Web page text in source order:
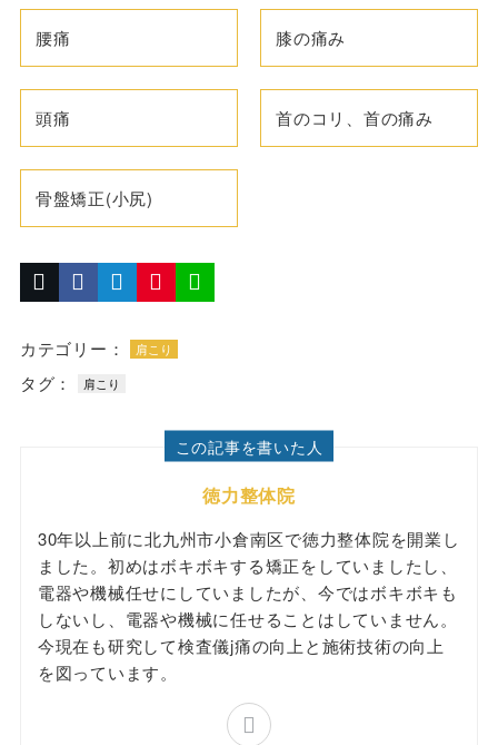
腰痛 膝の痛み
頭痛 首のコリ、首の痛み
骨盤矯正(小尻)
カテゴリー： 肩こり
タグ： 肩こり
この記事を書いた人
徳力整体院
30年以上前に北九州市小倉南区で徳力整体院を開業し
ました。初めはボキボキする矯正をしていましたし、
電器や機械任せにしていましたが、今ではボキボキも
しないし、電器や機械に任せることはしていません。
今現在も研究して検査儀j痛の向上と施術技術の向上
を図っています。